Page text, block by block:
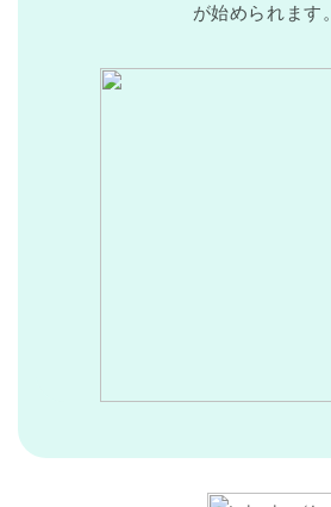
が始められます。